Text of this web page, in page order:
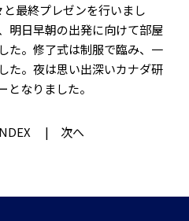
最終プレゼンを行いまし
明日早朝の出発に向けて部屋
た。修了式は制服で臨み、一
た。夜は思い出深いカナダ研
なりました。
次へ